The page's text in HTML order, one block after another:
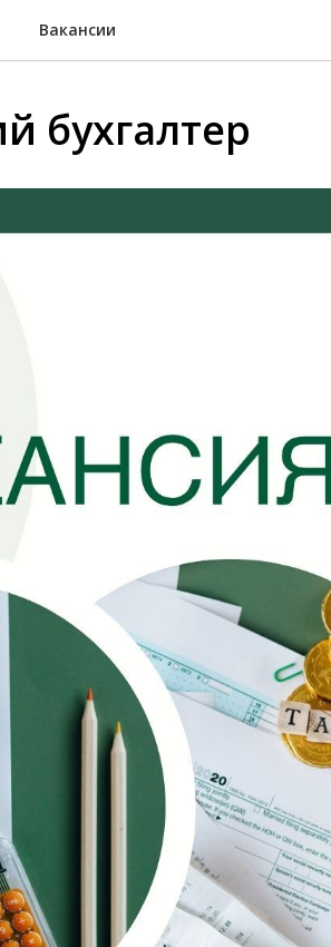
Вакансии
бухгалтер